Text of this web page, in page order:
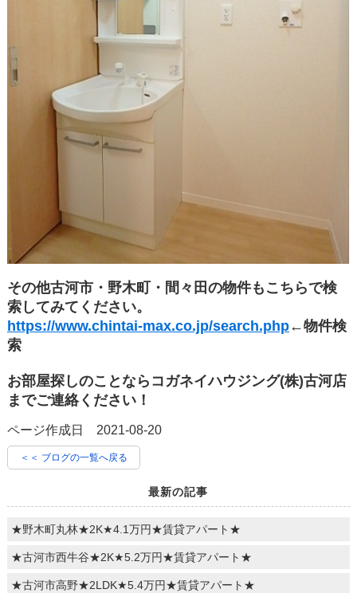
その他古河市・野木町・間々田の物件もこちらで検
索してみてください。
https://www.chintai-max.co.jp/search.php←物件検
索
お部屋探しのことならコガネイハウジング(株)古河店
までご連絡ください！
ページ作成日 2021-08-20
＜＜ ブログの一覧へ戻る
最新の記事
★野木町丸林★2K★4.1万円★賃貸アパート★
★古河市西牛谷★2K★5.2万円★賃貸アパート★
★古河市高野★2LDK★5.4万円★賃貸アパート★